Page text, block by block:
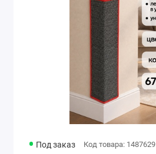
Под заказ Код товара: 1487629